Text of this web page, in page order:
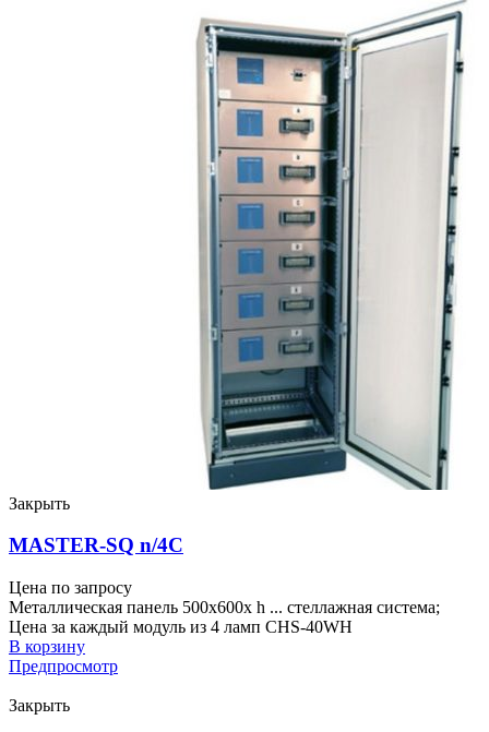
Закрыть
MASTER-SQ n/4C
Цена по запросу
Металлическая панель 500x600x h ... стеллажная система;
Цена за каждый модуль из 4 ламп CHS-40WH
В корзину
Предпросмотр
Закрыть